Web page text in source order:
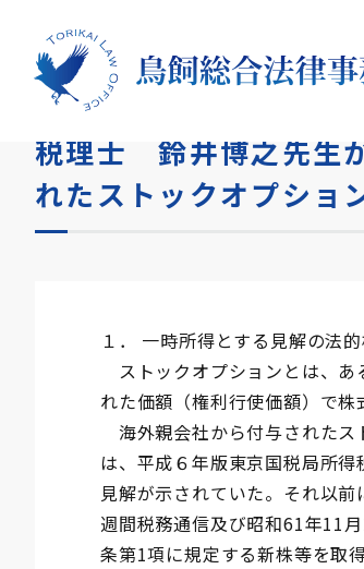
HOME
税理士 鈴井博之先生
れたストックオプショ
１． 一時所得とする見解の法
ストックオプションとは、あ
れた価額（権利行使価額）で株
海外親会社から付与されたス
は、平成６年版東京国税局所
見解が示されていた。それ以
週間税務通信及び昭和61年11
条第1項に規定する新株等を取